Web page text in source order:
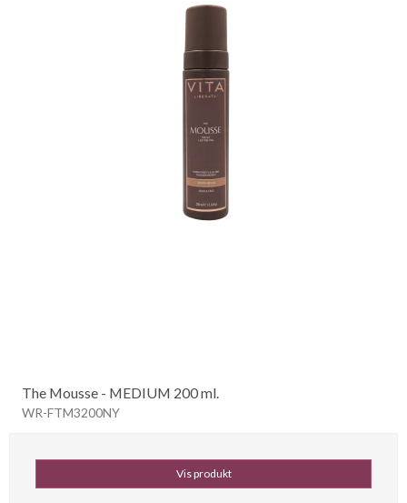
The Mousse - MEDIUM 200 ml.
WR-FTM3200NY
Vis produkt